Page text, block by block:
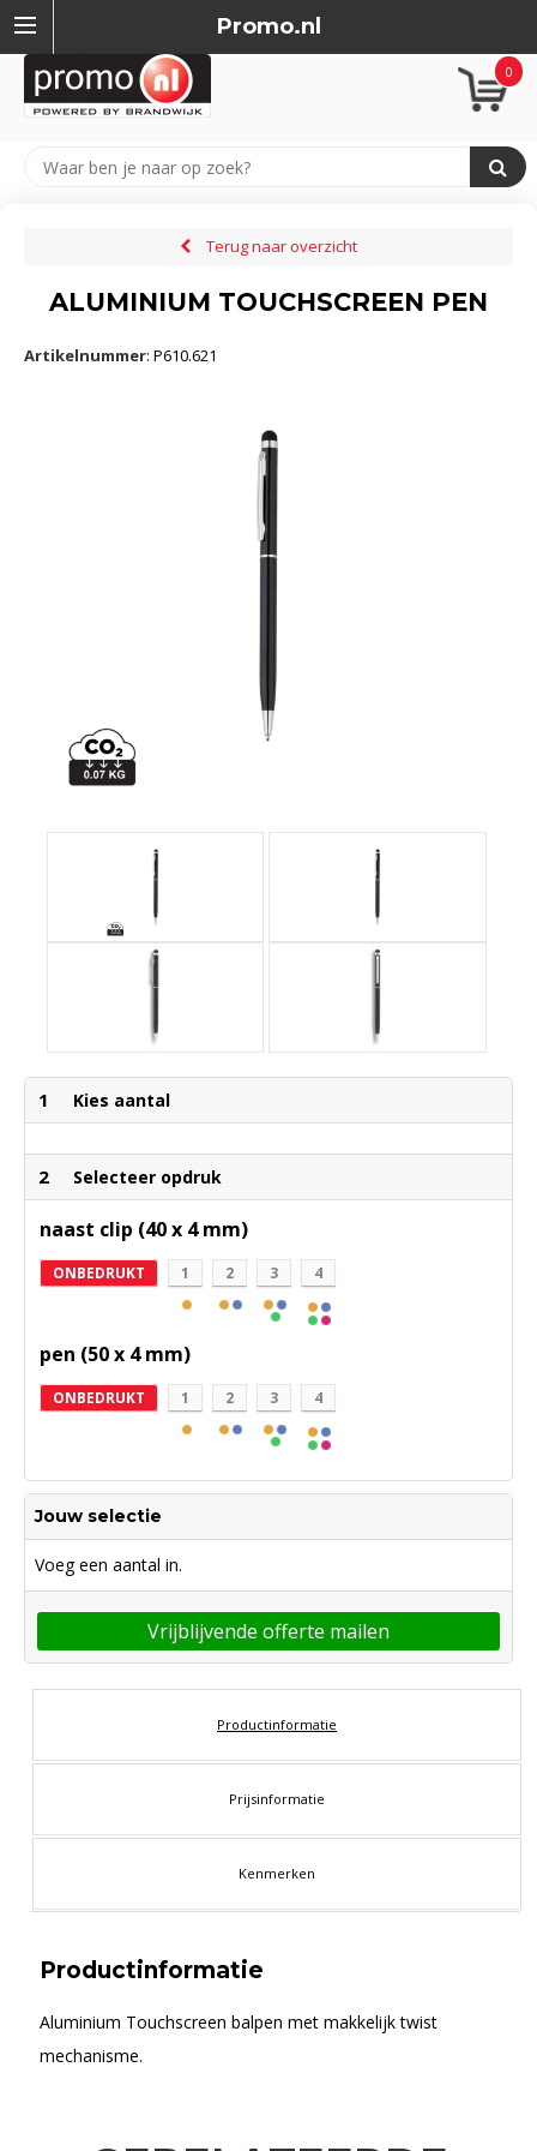
Promo.nl
0
Terug naar overzicht
ALUMINIUM TOUCHSCREEN PEN
Artikelnummer: P610.621
1 Kies aantal
2 Selecteer opdruk
naast clip (40 x 4 mm)
ONBEDRUKT 1 2 3 4
pen (50 x 4 mm)
ONBEDRUKT 1 2 3 4
Jouw selectie
Voeg een aantal in.
Vrijblijvende offerte mailen
Productinformatie
Prijsinformatie
Kenmerken
Productinformatie
Aluminium Touchscreen balpen met makkelijk twist
mechanisme.